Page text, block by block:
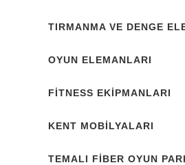
TIRMANMA VE DENGE
OYUN ELEMANLARI
FİTNESS EKİPMANLARI
KENT MOBİLYALARI
TEMALI FİBER OYUN